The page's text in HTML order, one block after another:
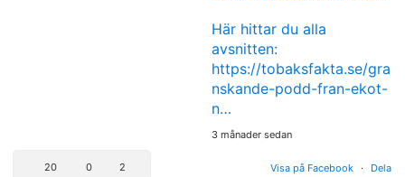
Här hittar du alla
avsnitten:
https://tobaksfakta.se/gra
nskande-podd-fran-ekot-
n…
3 månader sedan
Visa på Facebook · Dela
20 0 2